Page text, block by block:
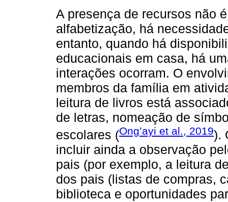
A presença de recursos não
alfabetização, há
entanto, quando há
educacionais em casa, há
interações ocorram. O
membros da família em
leitura de livros está
de letras, nomeação de
escolares (Ong’ayi et al., 2019).
incluir ainda a observação
pais (por exemplo, a leitura
dos pais (listas de compras,
biblioteca e oportunidades